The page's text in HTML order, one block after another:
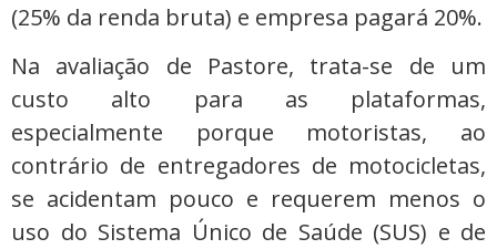
(25% da renda bruta) e empresa pagará 20%.
Na avaliação de Pastore, trata-se de um
custo alto para as plataformas,
especialmente porque motoristas, ao
contrário de entregadores de motocicletas,
se acidentam pouco e requerem menos o
uso do Sistema Único de Saúde (SUS) e de